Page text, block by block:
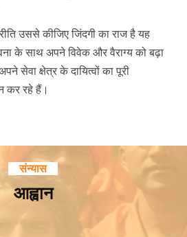
उससे कीजिए जिंदगी का राज है यह
के साथ अपने विवेक और वैराग्य को बढ़ा
सेवा क्षेत्र के दायित्वों का पूरी
कर रहे हैं।
संन्यास
आह्वान